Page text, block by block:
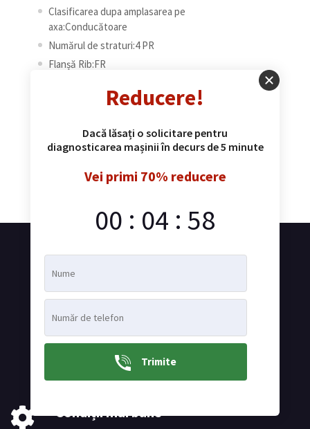
Clasificarea dupa amplasarea pe
axa:Conducătoare
Numărul de straturi:4 PR
Flanșă Rib:FR
Tara :Germania
Cod furnizor:
Anvelope de vara
24/24
Oferim serviciile noastre 24 de ore pe zi
Condiții mai bune
Reducere!
Dacă lăsați o solicitare pentru
diagnosticarea mașinii în decurs de 5 minute
Vei primi 70% reducere
00 : 04 : 58
Trimite